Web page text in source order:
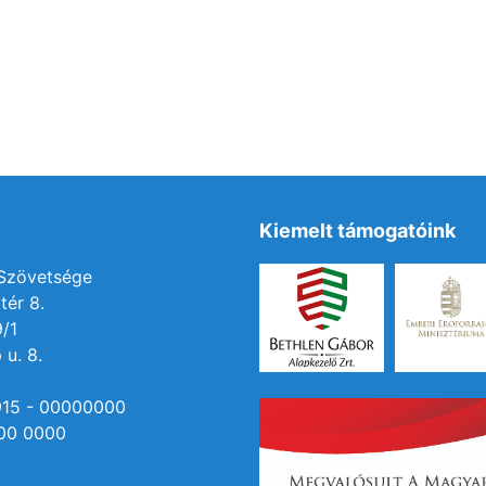
8.
1
u. 8.
- 00000000
0000
Kiemelt támogatóink